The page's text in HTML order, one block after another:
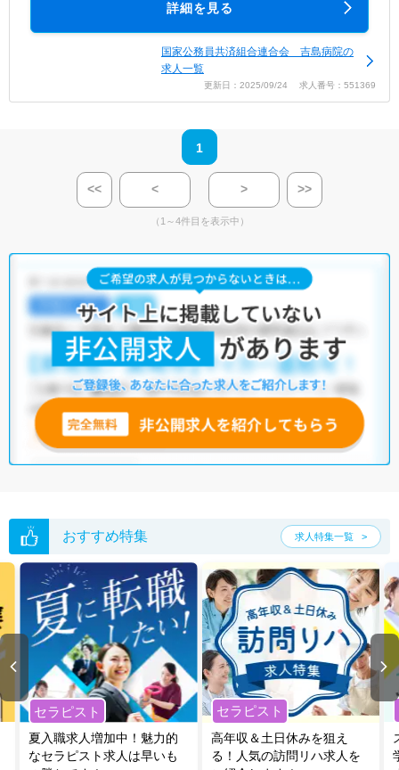
詳細を見る
国家公務員共済組合連合会 吉島病院の
求人一覧
更新日：2025/09/24 求人番号：551369
1
<< < > >>
（1～4件目を表示中）
おすすめ特集 求人特集一覧
セラピスト
夏入職求人増加中！魅力的
なセラピスト求人は早いも
セラピスト
高年収＆土日休みを狙え
る！人気の訪問リハ求人を